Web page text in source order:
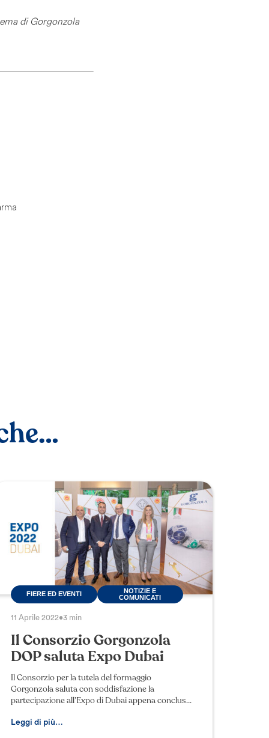
di Gorgonzola
FIERE ED EVENTI
NOTIZIE E
COMUNICATI
11 Aprile 2022•3 min
Il Consorzio Gorgonzola
DOP saluta Expo Dubai
Il Consorzio per la tutela del formaggio
Gorgonzola saluta con soddisfazione la
partecipazione all’Expo di Dubai appena concluso.
Paesi, mai così tant
Leggi di più…